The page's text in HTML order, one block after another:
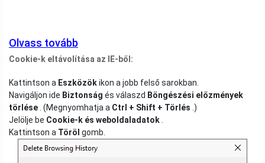
Olvass tovább
Cookie-k eltávolítása az IE-ből:
Kattintson a Eszközökikon a jobb felső sarokban.
Navigáljon ide Biztonság és válaszd Böngészési előzmények
törlése . (Megnyomhatja a Ctrl + Shift + Törlés .)
Jelölje be Cookie-k és weboldaladatok
Kattintson a Töröl gomb.